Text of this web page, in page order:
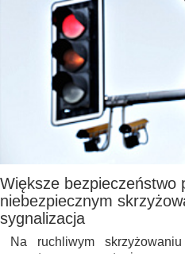
Większe bezpieczeństwo
niebezpiecznym
sygnalizacja
Na ruchliwym